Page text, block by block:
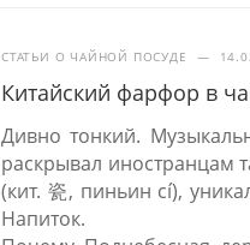
СТАТЬИ О ЧАЙНОЙ ПОСУДЕ —
Китайский фарфор в
Дивно тонкий.
раскрывал иностранцам
(кит. 瓷, пиньин cí),
Напиток.